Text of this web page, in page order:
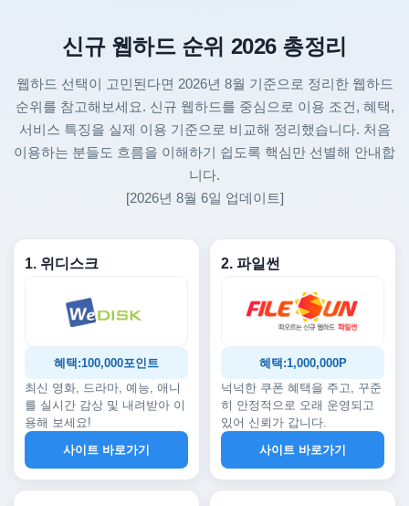
신규 웹하드 순위 2026 총정리
웹하드 선택이 고민된다면 2026년 8월 기준으로 정리한 웹하드
순위를 참고해보세요. 신규 웹하드를 중심으로 이용 조건, 혜택,
서비스 특징을 실제 이용 기준으로 비교해 정리했습니다. 처음
이용하는 분들도 흐름을 이해하기 쉽도록 핵심만 선별해 안내합
니다.
[2026년 8월 6일 업데이트]
1. 위디스크
혜택:100,000포인트
최신 영화, 드라마, 예능, 애니
를 실시간 감상 및 내려받아 이
용해 보세요!
사이트 바로가기
2. 파일썬
혜택:1,000,000P
넉넉한 쿠폰 혜택을 주고, 꾸준
히 안정적으로 오래 운영되고
있어 신뢰가 갑니다.
사이트 바로가기